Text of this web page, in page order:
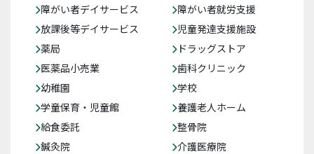
障がい者デイサービス
障がい者就労支援
放課後等デイサービス
児童発達支援施設
薬局
ドラッグストア
医薬品小売業
歯科クリニック
幼稚園
学校
学童保育・児童館
養護老人ホーム
給食委託
整骨院
鍼灸院
介護医療院